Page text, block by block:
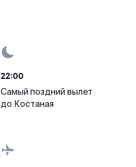
22:00
Самый поздний вылет
до Костаная